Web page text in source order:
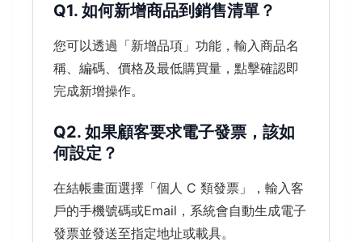
Q1. 如何新增商品到銷售清單？
您可以透過「新增品項」功能，輸入商品名
稱、編碼、價格及最低購買量，點擊確認即
完成新增操作。
Q2. 如果顧客要求電子發票，該如
何設定？
在結帳畫面選擇「個人 C 類發票」，輸入客
戶的手機號碼或Email，系統會自動生成電子
發票並發送至指定地址或載具。